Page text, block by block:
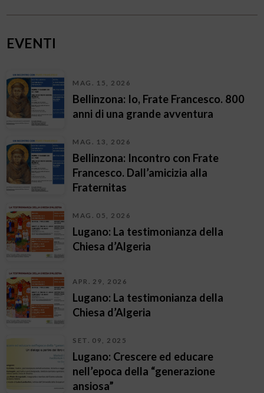
EVENTI
MAG. 15, 2026
Bellinzona: Io, Frate Francesco. 800
anni di una grande avventura
MAG. 13, 2026
Bellinzona: Incontro con Frate
Francesco. Dall’amicizia alla
Fraternitas
MAG. 05, 2026
Lugano: La testimonianza della
Chiesa d’Algeria
APR. 29, 2026
Lugano: La testimonianza della
Chiesa d’Algeria
SET. 09, 2025
Lugano: Crescere ed educare
nell’epoca della “generazione
ansiosa”